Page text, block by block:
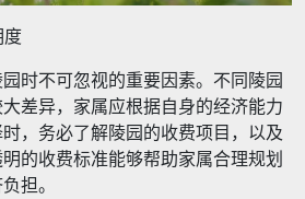
度
时不可忽视的重要因素。不同陵园
差异，家属应根据自身的经济能力
，务必了解陵园的收费项目，以及
的收费标准能够帮助家属合理规划
担。